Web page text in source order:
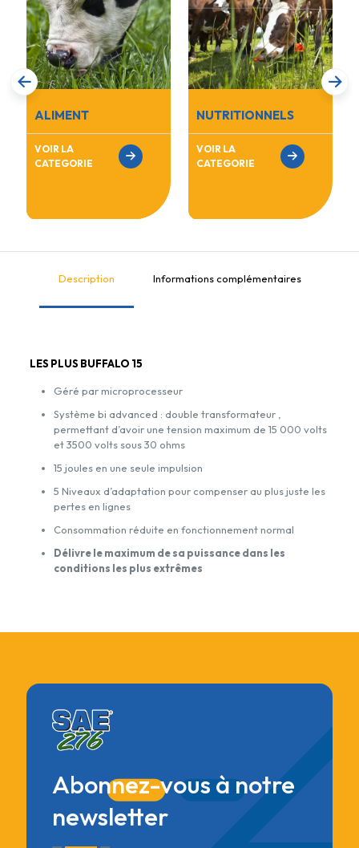
ALIMENT
VOIR LA
CATEGORIE
NUTRITIONNELS
VOIR LA
CATEGORIE
Description Informations complémentaires
LES PLUS BUFFALO 15
Géré par microprocesseur
Système bi advanced : double transformateur ,
permettant d’avoir une tension maximum de 15 000 volts
et 3500 volts sous 30 ohms
15 joules en une seule impulsion
5 Niveaux d’adaptation pour compenser au plus juste les
pertes en lignes
Consommation réduite en fonctionnement normal
Délivre le maximum de sa puissance dans les
conditions les plus extrêmes
Abonnez-vous à notre
newsletter